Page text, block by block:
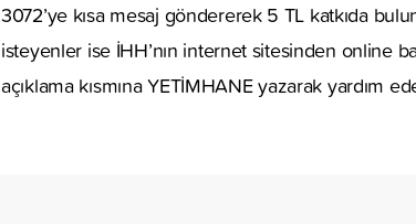
3072’ye kısa mesaj göndererek 5 TL katkıda
isteyenler ise İHH’nın internet sitesinden online
açıklama kısmına YETİMHANE yazarak yardım